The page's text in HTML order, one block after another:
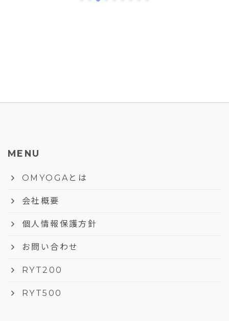
MENU
keyboard_arrow_right OMYOGAとは
keyboard_arrow_right 会社概要
keyboard_arrow_right 個人情報保護方針
keyboard_arrow_right お問い合わせ
keyboard_arrow_right RYT200
keyboard_arrow_right RYT500